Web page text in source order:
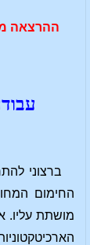
ההרצאה
ברצוני
החימום
מושתת עליו.